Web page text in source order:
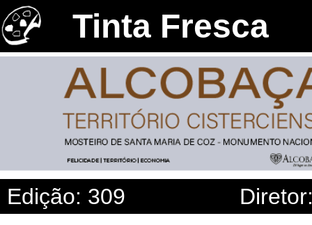
Tinta Fresca
Edição: 309